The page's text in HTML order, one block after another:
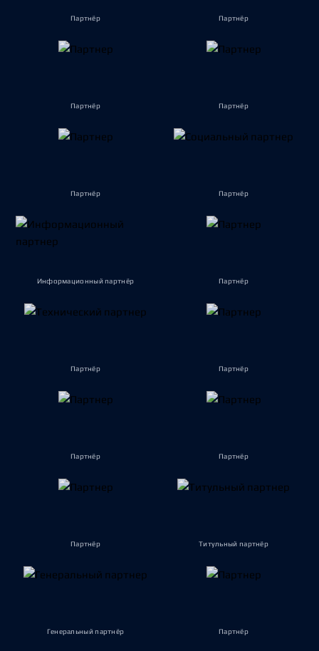
Партнёр Партнёр
Партнёр Партнёр
Партнёр Партнёр
Информационный партнёр Партнёр
Партнёр Партнёр
Партнёр Партнёр
Партнёр Титульный партнёр
Генеральный партнёр Партнёр